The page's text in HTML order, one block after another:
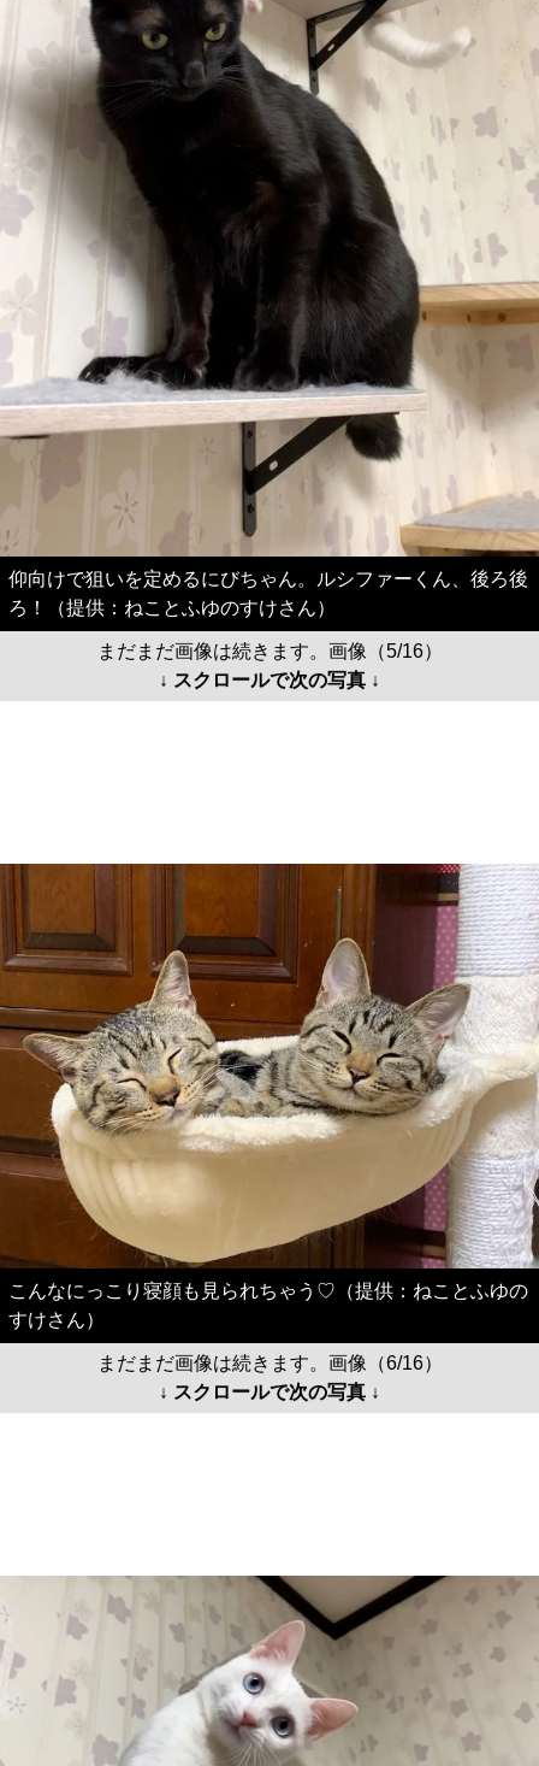
仰向けで狙いを定めるにびちゃん。ルシファーくん、後ろ後
ろ！（提供：ねことふゆのすけさん）
まだまだ画像は続きます。画像（5/16）
↓ スクロールで次の写真 ↓
こんなにっこり寝顔も見られちゃう♡（提供：ねことふゆの
すけさん）
まだまだ画像は続きます。画像（6/16）
↓ スクロールで次の写真 ↓